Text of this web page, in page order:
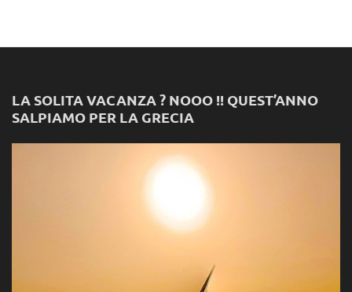
LA SOLITA VACANZA ? NOOO !! QUEST’ANNO
SALPIAMO PER LA GRECIA